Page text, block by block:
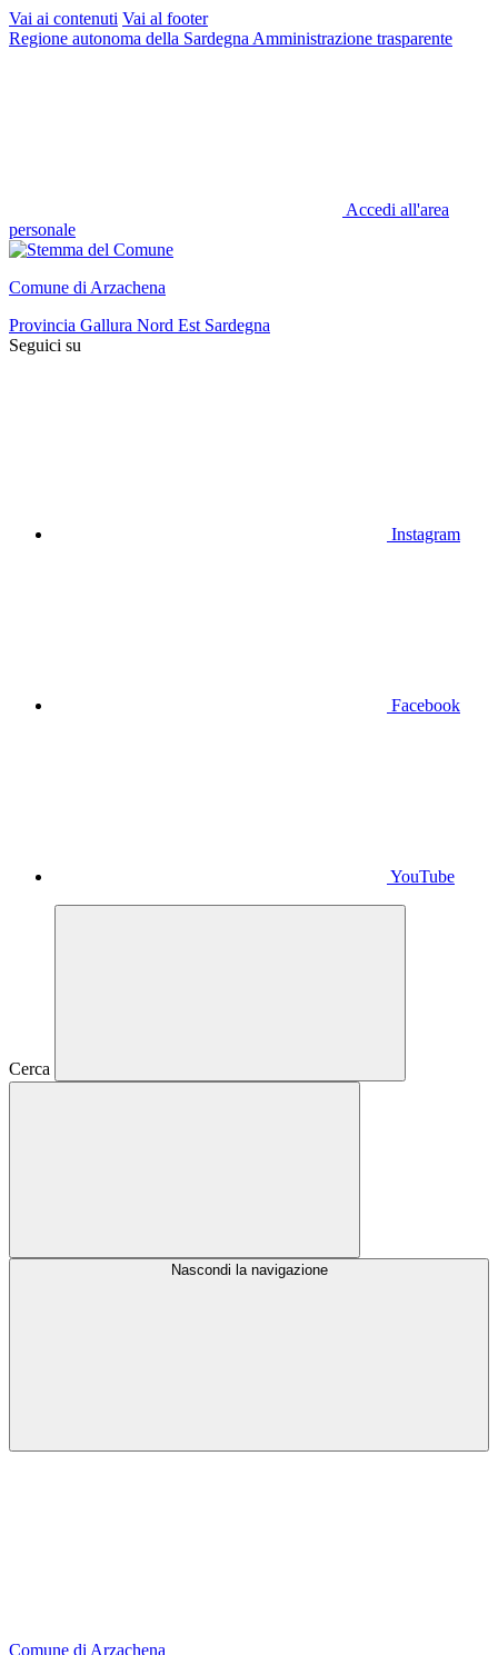
Vai ai contenuti Vai al footer
Regione autonoma della Sardegna Amministrazione trasparente
Accedi all'area
personale
Comune di Arzachena
Provincia Gallura Nord Est Sardegna
Seguici su
Instagram
Facebook
YouTube
Cerca
Nascondi la navigazione
Comune di Arzachena